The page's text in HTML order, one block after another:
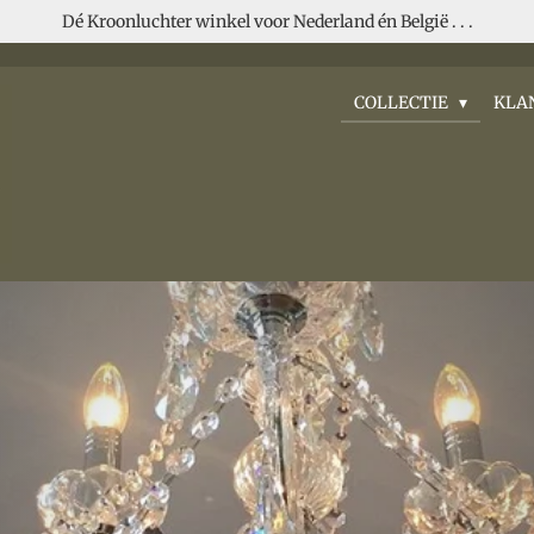
Dé Kroonluchter winkel voor Nederland én België . . .
COLLECTIE